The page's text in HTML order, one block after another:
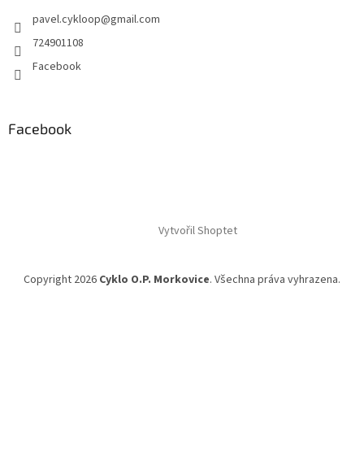
pavel.cykloop@gmail.com
724901108
Facebook
Facebook
Vytvořil Shoptet
Copyright 2026 Cyklo O.P. Morkovice. Všechna práva vyhrazena.